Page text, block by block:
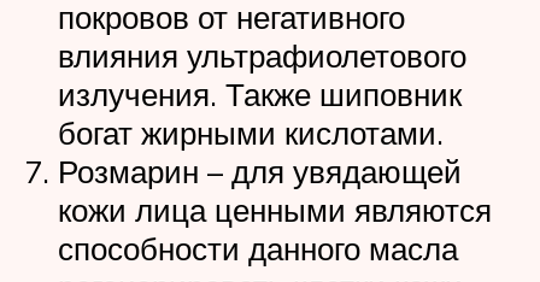
покровов от негативного
влияния ультрафиолетового
излучения. Также шиповник
богат жирными кислотами.
Розмарин – для увядающей
кожи лица ценными являются
способности данного масла